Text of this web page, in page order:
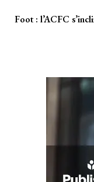
Foot : l’ACFC